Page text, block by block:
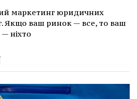
маркетинг юридичних
Якщо ваш ринок — все, то ваш
ніхто